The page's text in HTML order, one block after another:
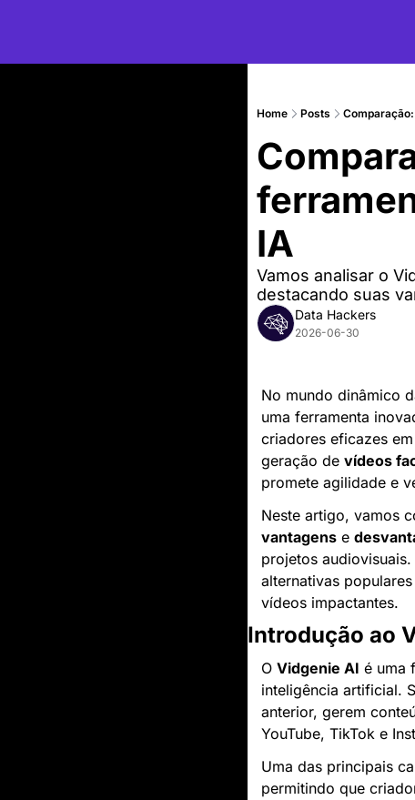
Home Posts
IA
Vamos analisar o
destacando suas
Data Hackers
2026-06-30
No mundo dinâmico
uma ferramenta
criadores eficazes
geração de vídeos
promete agilidade e
vantagens e
projetos
alternativas
vídeos impactantes.
Introdução ao
O Vidgenie AI é uma
inteligência artificial.
anterior, gerem
YouTube, TikTok e
Uma das principais
permitindo que